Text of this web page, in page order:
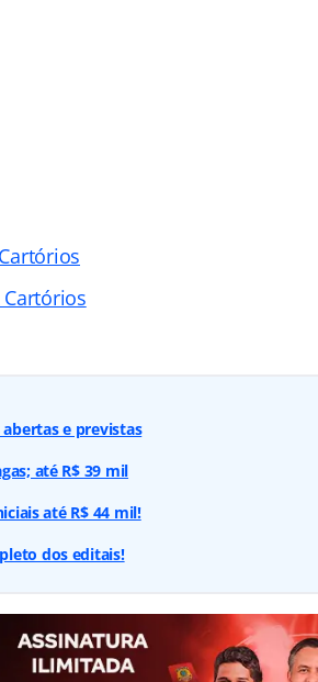
Cartórios
abertas e previstas
até R$ 39 mil
até R$ 44 mil!
dos editais!